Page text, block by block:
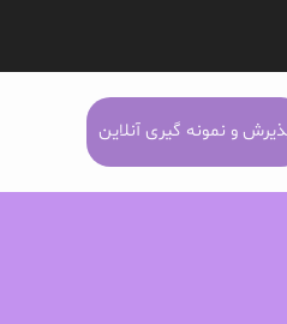
و نمونه گیری آنلاین